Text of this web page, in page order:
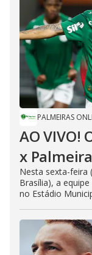
PALMEIRAS
AO VIVO!
x
Nesta sexta-feira
Brasília), a
no Estádio